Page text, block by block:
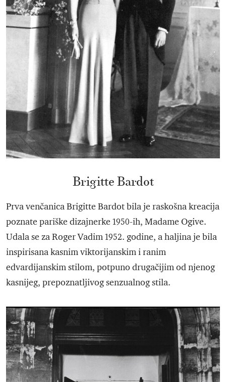
Brigitte Bardot
Prva venčanica Brigitte Bardot bila je raskošna kreacija
poznate pariške dizajnerke 1950-ih, Madame Ogive.
Udala se za Roger Vadim 1952. godine, a haljina je bila
inspirisana kasnim viktorijanskim i ranim
edvardijanskim stilom, potpuno drugačijim od njenog
kasnijeg, prepoznatljivog senzualnog stila.